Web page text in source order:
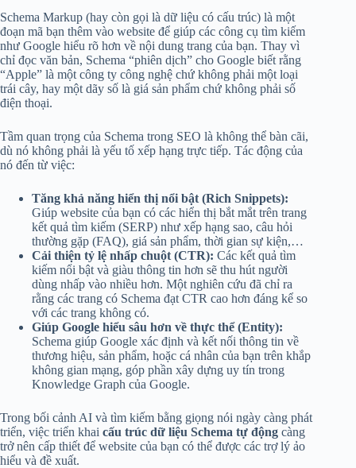
Schema Markup (hay còn gọi là dữ liệu có cấu trúc) là một
đoạn mã bạn thêm vào website để giúp các công cụ tìm kiếm
như Google hiểu rõ hơn về nội dung trang của bạn. Thay vì
chỉ đọc văn bản, Schema “phiên dịch” cho Google biết rằng
“Apple” là một công ty công nghệ chứ không phải một loại
trái cây, hay một dãy số là giá sản phẩm chứ không phải số
điện thoại.
Tầm quan trọng của Schema trong SEO là không thể bàn cãi,
dù nó không phải là yếu tố xếp hạng trực tiếp. Tác động của
nó đến từ việc:
Tăng khả năng hiển thị nổi bật (Rich Snippets):
Giúp website của bạn có các hiển thị bắt mắt trên trang
kết quả tìm kiếm (SERP) như xếp hạng sao, câu hỏi
thường gặp (FAQ), giá sản phẩm, thời gian sự kiện,…
Cải thiện tỷ lệ nhấp chuột (CTR): Các kết quả tìm
kiếm nổi bật và giàu thông tin hơn sẽ thu hút người
dùng nhấp vào nhiều hơn. Một nghiên cứu đã chỉ ra
rằng các trang có Schema đạt CTR cao hơn đáng kể so
với các trang không có.
Giúp Google hiểu sâu hơn về thực thể (Entity):
Schema giúp Google xác định và kết nối thông tin về
thương hiệu, sản phẩm, hoặc cá nhân của bạn trên khắp
không gian mạng, góp phần xây dựng uy tín trong
Knowledge Graph của Google.
Trong bối cảnh AI và tìm kiếm bằng giọng nói ngày càng phát
triển, việc triển khai cấu trúc dữ liệu Schema tự động càng
trở nên cấp thiết để website của bạn có thể được các trợ lý ảo
hiểu và đề xuất.